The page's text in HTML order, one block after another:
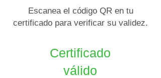
Escanea el código QR en tu
certificado para verificar su validez.
Certificado
válido